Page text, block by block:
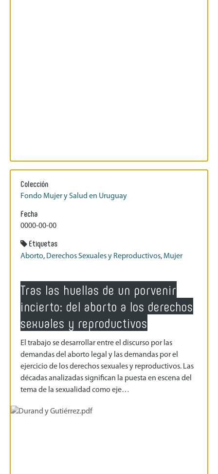
Colección
Fondo Mujer y Salud en Uruguay
Fecha
0000-00-00
Etiquetas
Aborto, Derechos Sexuales y Reproductivos, Mujer
Tras las huellas de un porvenir
incierto: del aborto a los derechos
sexuales y reproductivos
El trabajo se desarrollar entre el discurso por las
demandas del aborto legal y las demandas por el
ejercicio de los derechos sexuales y reproductivos. Las
décadas analizadas significan la puesta en escena del
tema de la sexualidad como eje…